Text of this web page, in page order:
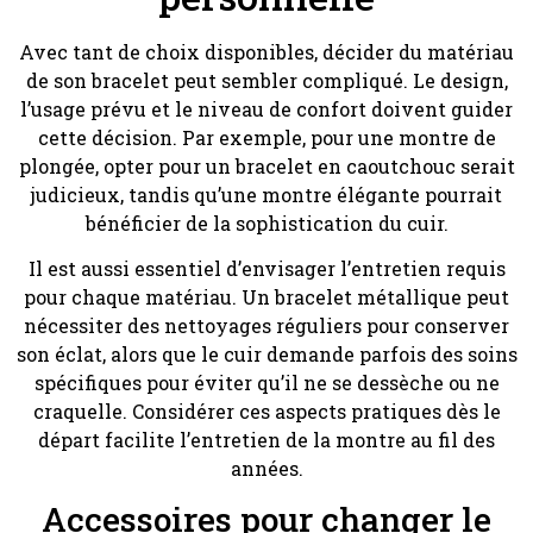
Avec tant de choix disponibles, décider du matériau
de son bracelet peut sembler compliqué. Le design,
l’usage prévu et le niveau de confort doivent guider
cette décision. Par exemple, pour une montre de
plongée, opter pour un bracelet en caoutchouc serait
judicieux, tandis qu’une montre élégante pourrait
bénéficier de la sophistication du cuir.
Il est aussi essentiel d’envisager l’entretien requis
pour chaque matériau. Un bracelet métallique peut
nécessiter des nettoyages réguliers pour conserver
son éclat, alors que le cuir demande parfois des soins
spécifiques pour éviter qu’il ne se dessèche ou ne
craquelle. Considérer ces aspects pratiques dès le
départ facilite l’entretien de la montre au fil des
années.
Accessoires pour changer le